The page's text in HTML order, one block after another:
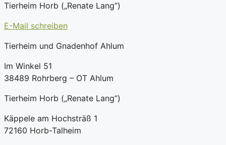
Tierheim Horb („Renate Lang“)
E-Mail schreiben
Tierheim und Gnadenhof Ahlum
Im Winkel 51
38489 Rohrberg – OT Ahlum
Tierheim Horb („Renate Lang“)
Käppele am Hochsträß 1
72160 Horb-Talheim